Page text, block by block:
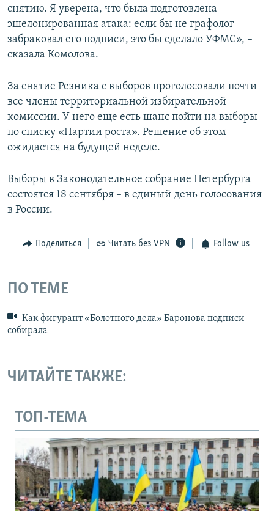
снятию. Я уверена, что была подготовлена
эшелонированная атака: если бы не графолог
забраковал его подписи, это бы сделало УФМС», –
сказала Комолова.
За снятие Резника с выборов проголосовали почти
все члены территориальной избирательной
комиссии. У него еще есть шанс пойти на выборы –
по списку «Партии роста». Решение об этом
ожидается на будущей неделе.
Выборы в Законодательное собрание Петербурга
состоятся 18 сентября – в единый день голосования
в России.
Поделиться Читать без VPN Follow us
ПО ТЕМЕ
Как фигурант «Болотного дела» Баронова подписи
собирала
ЧИТАЙТЕ ТАКЖЕ:
ТОП-ТЕМА